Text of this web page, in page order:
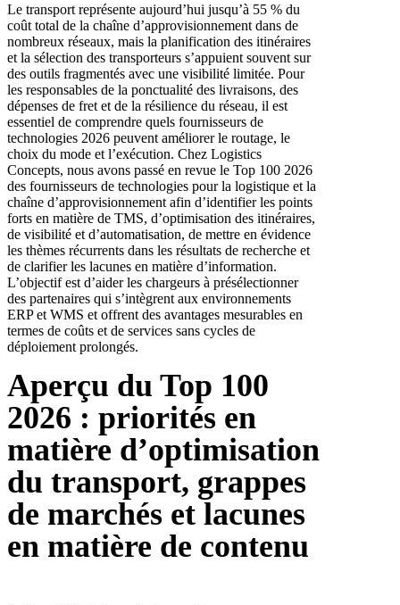
Le transport représente aujourd’hui jusqu’à 55 % du
coût total de la chaîne d’approvisionnement dans de
nombreux réseaux, mais la planification des itinéraires
et la sélection des transporteurs s’appuient souvent sur
des outils fragmentés avec une visibilité limitée. Pour
les responsables de la ponctualité des livraisons, des
dépenses de fret et de la résilience du réseau, il est
essentiel de comprendre quels fournisseurs de
technologies 2026 peuvent améliorer le routage, le
choix du mode et l’exécution. Chez Logistics
Concepts, nous avons passé en revue le Top 100 2026
des fournisseurs de technologies pour la logistique et la
chaîne d’approvisionnement afin d’identifier les points
forts en matière de TMS, d’optimisation des itinéraires,
de visibilité et d’automatisation, de mettre en évidence
les thèmes récurrents dans les résultats de recherche et
de clarifier les lacunes en matière d’information.
L’objectif est d’aider les chargeurs à présélectionner
des partenaires qui s’intègrent aux environnements
ERP et WMS et offrent des avantages mesurables en
termes de coûts et de services sans cycles de
déploiement prolongés.
Aperçu du Top 100
2026 : priorités en
matière d’optimisation
du transport, grappes
de marchés et lacunes
en matière de contenu